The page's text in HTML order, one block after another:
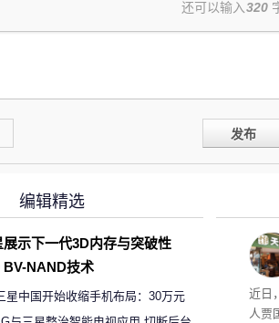
还可以输入320
发布
肉
近日
人贾
编辑精选
展示下一代3D内存与突破性
BV-NAND技术
星中国开始收缩手机布局：30万元